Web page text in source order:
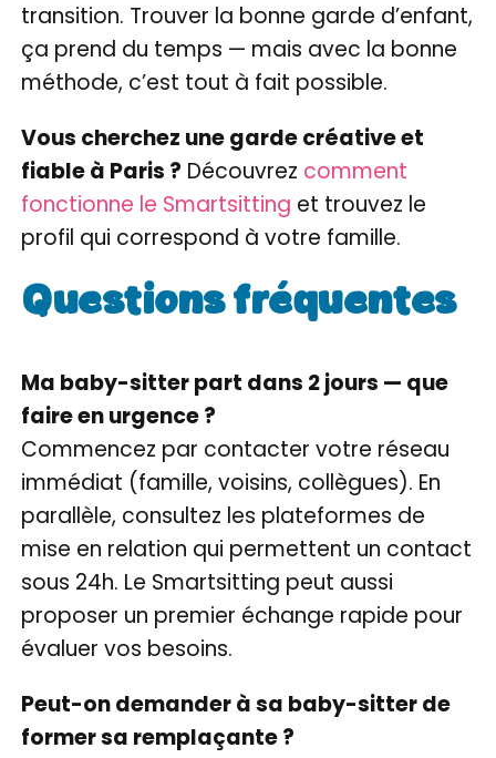
transition. Trouver la bonne garde d’enfant,
ça prend du temps — mais avec la bonne
méthode, c’est tout à fait possible.
Vous cherchez une garde créative et
fiable à Paris ? Découvrez comment
fonctionne le Smartsitting et trouvez le
profil qui correspond à votre famille.
Questions fréquentes
Ma baby-sitter part dans 2 jours — que
faire en urgence ?
Commencez par contacter votre réseau
immédiat (famille, voisins, collègues). En
parallèle, consultez les plateformes de
mise en relation qui permettent un contact
sous 24h. Le Smartsitting peut aussi
proposer un premier échange rapide pour
évaluer vos besoins.
Peut-on demander à sa baby-sitter de
former sa remplaçante ?